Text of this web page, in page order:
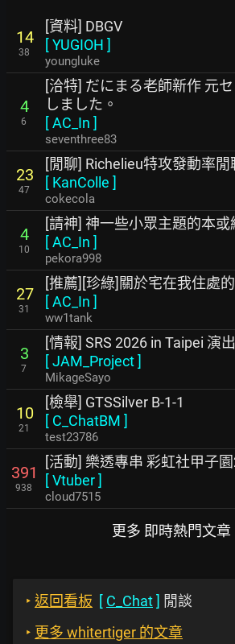
14
38
[資料] DBGV
[YUGIOH ]
youngluke
4
6
[洽特] だにまる老師新作 元
しました。
[AC_In ]
seventhree83
23
47
[閒聊] Richelieu特攻發動率閒
[ KanColle ]
cokecola
4
10
[請神] 神一些小眾主題的本或
[AC_In ]
pekora998
27
31
[推薦][珍綠]關於宅在我住處
[AC_In ]
ww1tank
3
7
[情報] SRS 2026 in Taipei 演
[JAM_Project]
MikageSayo
10
21
[檢舉] GTSSilver B-1-1
[ C_ChatBM ]
test23786
391
938
[活動] 樂透專串 彩虹社甲子
[Vtuber]
cloud7515
更多 即時熱門文章
‣ 返回看板 [ C_Chat] 閒談
‣ 更多 whitertiger 的文章